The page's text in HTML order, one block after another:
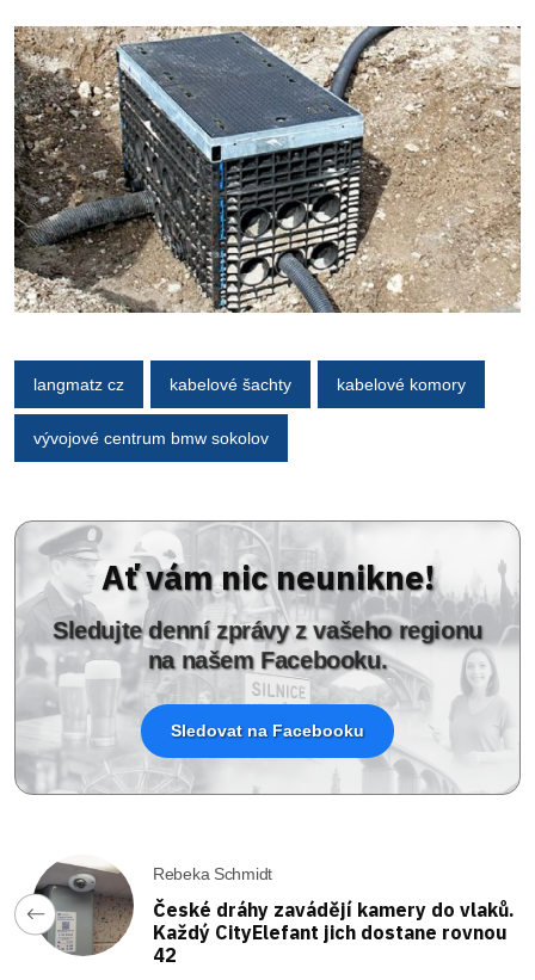
langmatz cz kabelové šachty kabelové komory
vývojové centrum bmw sokolov
Ať vám nic neunikne!
Sledujte denní zprávy z vašeho regionu
na našem Facebooku.
Sledovat na Facebooku
Rebeka Schmidt
České dráhy zavádějí kamery do vlaků.
Každý CityElefant jich dostane rovnou
42